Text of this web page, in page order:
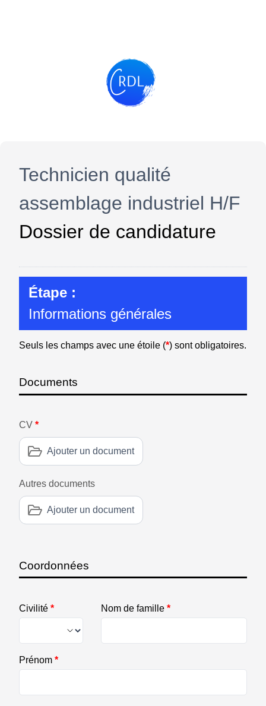
Technicien qualité
assemblage industriel H/F
Dossier de candidature
Étape :
Informations générales
Seuls les champs avec une étoile (*) sont obligatoires.
Documents
CV *
Ajouter un document
Autres documents
Ajouter un document
Coordonnées
Civilité * Nom de famille *
Prénom *